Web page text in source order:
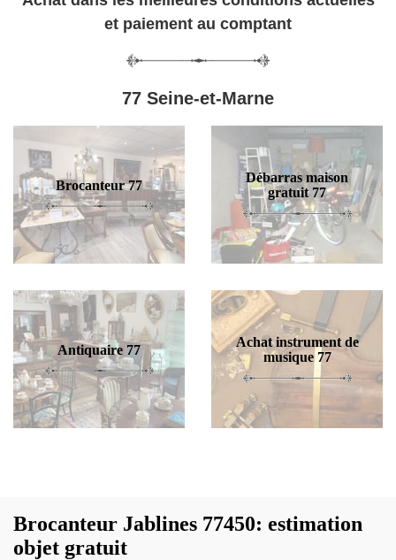
et paiement au comptant
77 Seine-et-Marne
Brocanteur 77
Débarras maison
gratuit 77
Antiquaire 77
Achat instrument de
musique 77
Brocanteur Jablines 77450: estimation
objet gratuit